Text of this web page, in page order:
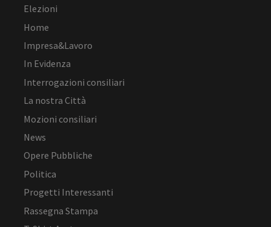
Elezioni
Home
Impresa&Lavoro
In Evidenza
Interrogazioni consiliari
La nostra Città
Mozioni consiliari
News
Opere Pubbliche
Politica
Progetti Interessanti
Rassegna Stampa